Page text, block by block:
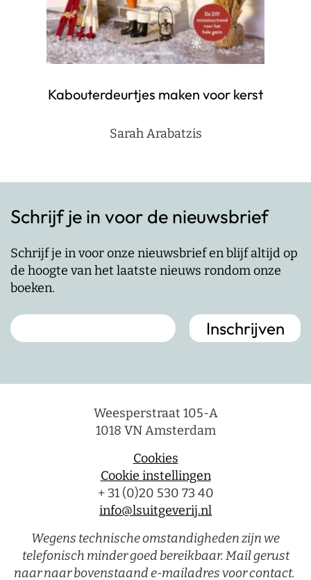
Kabouterdeurtjes maken voor kerst
Sarah Arabatzis
Schrijf je in voor de nieuwsbrief
Schrijf je in voor onze nieuwsbrief en blijf altijd op
de hoogte van het laatste nieuws rondom onze
boeken.
Weesperstraat 105-A
1018 VN Amsterdam
Cookies
Cookie instellingen
+ 31 (0)20 530 73 40
info@lsuitgeverij.nl
Wegens technische omstandigheden zijn we
telefonisch minder goed bereikbaar. Mail gerust
naar naar bovenstaand e-mailadres voor contact.